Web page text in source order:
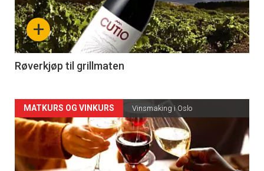
nå
-
4
+
Røverkjøp til grillmaten
Forsiden
akkurat
nå
MATKURS OG VINKURS Vinsmaking i Oslo